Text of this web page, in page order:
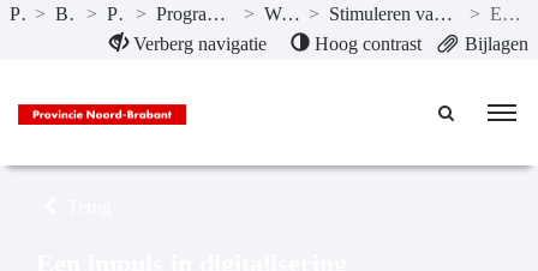
Naar hoofdinhoud
Publicaties> Begroting 2025 > Programma’s> Programma 5 Economie, Kennis en Talentontwikkeling > Wat willen we bereiken? > Stimuleren van missie-gedreven innovatie door sterke ecosystemen en clusters van bedrijven. >
Een impuls in digitalisering
Verberg navigatie
Hoog contrast Bijlagen